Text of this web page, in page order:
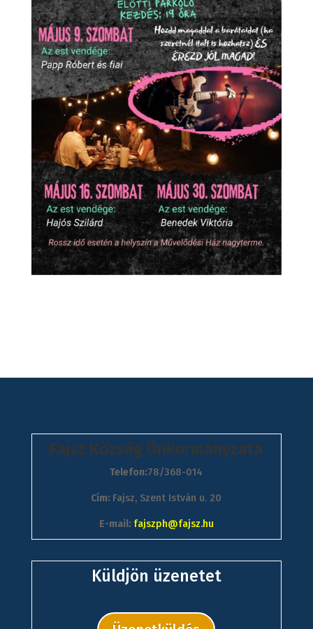
Fajsz Község Önkormányzata
Telefon:78/368-014
Cím: Fajsz, Szent István u. 20
E-mail: fajszph@fajsz.hu
Küldjön üzenetet